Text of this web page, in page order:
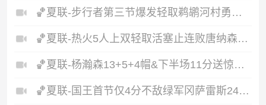
🏀夏联-步行者第三节爆发轻取鹈鹕河村勇辉5+5+12斯劳森22分
🏀夏联-热火5人上双轻取活塞止连败唐纳森20+8+10奥科里27分
🏀夏联-杨瀚森13+5+4帽&下半场11分送惊艳妙传开拓者力克掘金
🏀夏联-国王首节仅4分不敌绿军冈萨雷斯24+10+5塞纳克10+12